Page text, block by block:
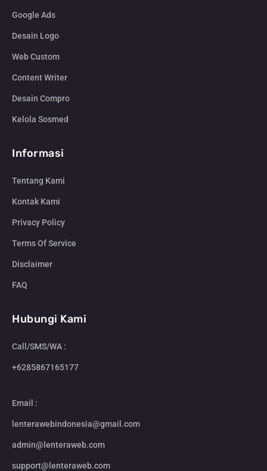
Google Ads
Desain Logo
Web Custom
Content Writer
Desain Compro
Kelola Sosmed
Informasi
Tentang Kami
Kontak Kami
Privacy Policy
Terms Of Service
Disclaimer
FAQ
Hubungi Kami
Call/SMS/WA :
+6285867165177
Email :
lenterawebindonesia@gmail.com
admin@lenteraweb.com
support@lenteraweb.com